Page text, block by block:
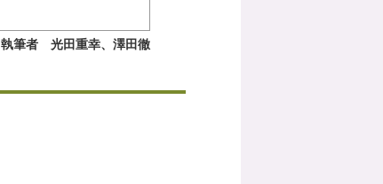
執筆者 光田重幸、澤田徹